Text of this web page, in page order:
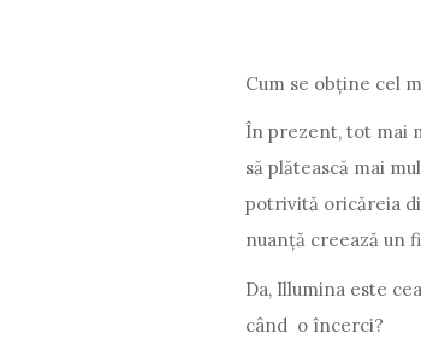
Cum se obține cel
În prezent, tot mai
să plătească mai
potrivită oricăreia
nuanță creează un
Da, Illumina este
când o încerci?